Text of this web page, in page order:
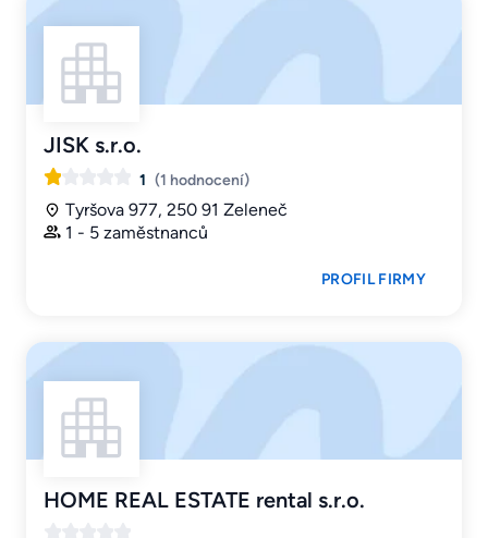
JISK s.r.o.
1 (1 hodnocení)
Tyršova 977, 250 91 Zeleneč
1 - 5 zaměstnanců
PROFIL FIRMY
HOME REAL ESTATE rental s.r.o.